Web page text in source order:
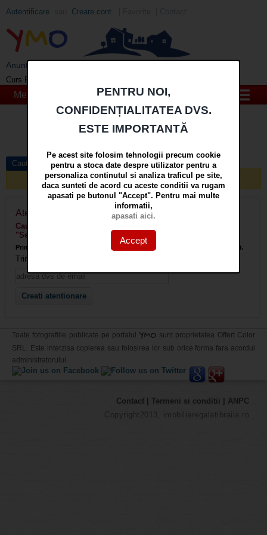
Autentificare Creare cont
YMO
Anunturi imobiliare din Galati si Braila - YMO
Curs BNR 08/08/2026:
Meniu
Cautare avansata
Nici un anunt nu a fost gasit care sa corespunda cautarii!
Atentionare prin E-mail pentru:
Cauta Localitate "Ilfov, Dimieni", Compartimentare
"Semidecomandat", Zona "Extravilan"
Primiti atentionari prin email cand apar anunturi care corespund cautarii.
Trimiteti atentionari prin email
Toate fotografiile publicate pe portalulYMO sunt proprietatea Offert Color
SRL. Este interzisa copierea sau folosirea lor sub orice forma fara acordul
administratorului.
Contact Termeni si conditii
ANPC
Copyright2013, imobiliaregalatibraila.ro
PENTRU NOI,
CONFIDENȚIALITATEA DVS.
ESTE IMPORTANTĂ
Pe acest site folosim tehnologii precum cookie
pentru a stoca date despre utilizator pentru a
personaliza continutul si analiza traficul pe site,
daca sunteti de acord cu aceste conditii va rugam
apasati pe butonul "Accept". Pentru mai multe
informatii,
apasati aici.
Accept